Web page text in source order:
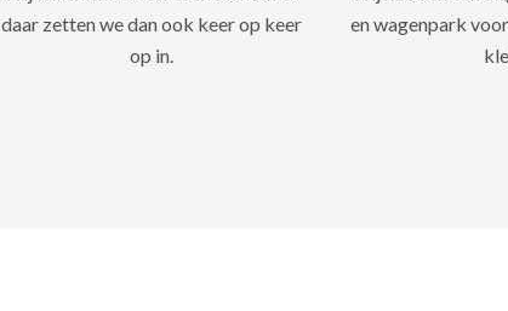
daar zetten we dan ook keer op keer
op in.
en wagenpark